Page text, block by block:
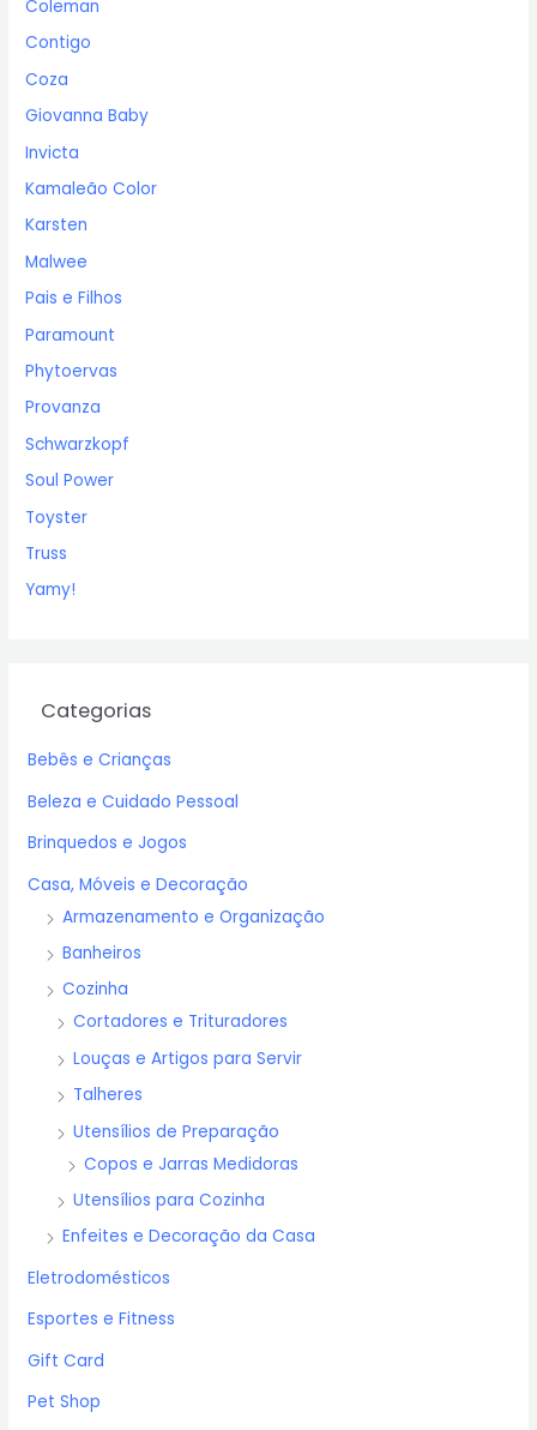
Coleman
Contigo
Coza
Giovanna Baby
Invicta
Kamaleão Color
Karsten
Malwee
Pais e Filhos
Paramount
Phytoervas
Provanza
Schwarzkopf
Soul Power
Toyster
Truss
Yamy!
Categorias
Bebês e Crianças
Beleza e Cuidado Pessoal
Brinquedos e Jogos
Casa, Móveis e Decoração
Armazenamento e Organização
Banheiros
Cozinha
Cortadores e Trituradores
Louças e Artigos para Servir
Talheres
Utensílios de Preparação
Copos e Jarras Medidoras
Utensílios para Cozinha
Enfeites e Decoração da Casa
Eletrodomésticos
Esportes e Fitness
Gift Card
Pet Shop